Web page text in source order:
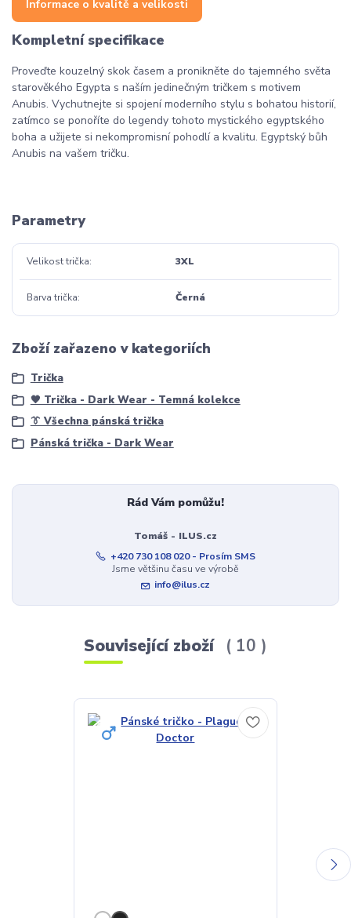
Informace o kvalitě a velikosti
Kompletní specifikace
Proveďte kouzelný skok časem a pronikněte do tajemného světa
starověkého Egypta s naším jedinečným tričkem s motivem
Anubis. Vychutnejte si spojení moderního stylu s bohatou historií,
zatímco se ponoříte do legendy tohoto mystického egyptského
boha a užijete si nekompromisní pohodlí a kvalitu. Egyptský bůh
Anubis na vašem tričku.
Parametry
Velikost trička 3XL
Barva trička Černá
Zboží zařazeno v kategoriích
Trička
🖤 Trička - Dark Wear - Temná kolekce
👔 Všechna pánská trička
Pánská trička - Dark Wear
Rád Vám pomůžu!
Tomáš - ILUS.cz
+420 730 108 020 - Prosím SMS
Jsme většinu času ve výrobě
info@ilus.cz
Související zboží 10